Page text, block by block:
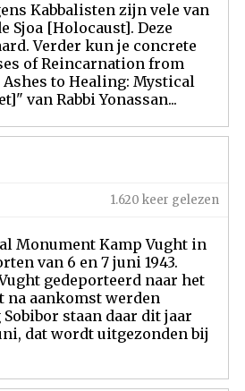
Kabbalisten zijn vele van
Sjoa [Holocaust]. Deze
Verder kun je concrete
of Reincarnation from
to Healing: Mystical
van Rabbi Yonassan...
1.620 keer gelezen
Monument Kamp Vught in
van 6 en 7 juni 1943.
gedeporteerd naar het
na aankomst werden
staan daar dit jaar
dat wordt uitgezonden bij